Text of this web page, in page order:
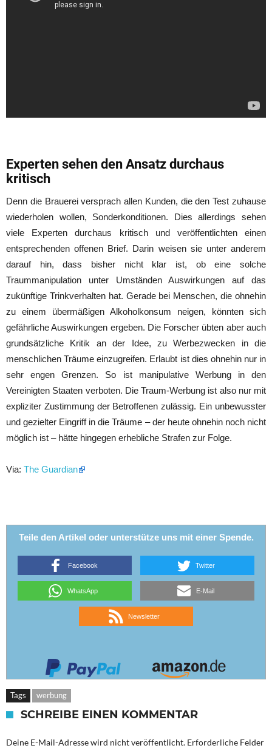
Experten sehen den Ansatz durchaus
kritisch
Denn die Brauerei versprach allen Kunden, die den Test zuhause
wiederholen wollen, Sonderkonditionen. Dies allerdings sehen
viele Experten durchaus kritisch und veröffentlichten einen
entsprechenden offenen Brief. Darin weisen sie unter anderem
darauf hin, dass bisher nicht klar ist, ob eine solche
Traummanipulation unter Umständen Auswirkungen auf das
zukünftige Trinkverhalten hat. Gerade bei Menschen, die ohnehin
zu einem übermäßigen Alkoholkonsum neigen, könnten sich
gefährliche Auswirkungen ergeben. Die Forscher übten aber auch
grundsätzliche Kritik an der Idee, zu Werbezwecken in die
menschlichen Träume einzugreifen. Erlaubt ist dies ohnehin nur in
sehr engen Grenzen. So ist manipulative Werbung in den
Vereinigten Staaten verboten. Die Traum-Werbung ist also nur mit
expliziter Zustimmung der Betroffenen zulässig. Ein unbewusster
und gezielter Eingriff in die Träume – der heute ohnehin noch nicht
möglich ist – hätte hingegen erhebliche Strafen zur Folge.
Via: The Guardian
Teile den Artikel oder unterstütze uns mit einer Spende.
Facebook Twitter
WhatsApp E-Mail
Newsletter
Tags werbung
SCHREIBE EINEN KOMMENTAR
Deine E-Mail-Adresse wird nicht veröffentlicht. Erforderliche Felder